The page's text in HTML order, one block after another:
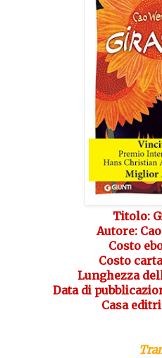
Titolo:
Autore:
Costo
Costo
Lunghezza
Data di
Casa